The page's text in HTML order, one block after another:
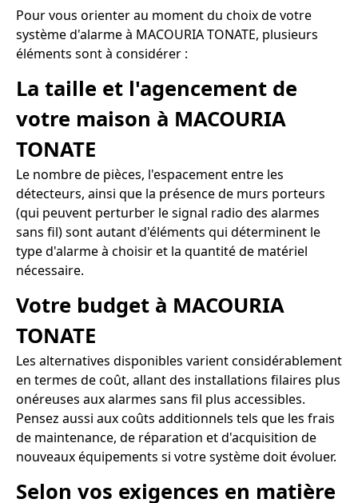
Pour vous orienter au moment du choix de votre
système d'alarme à MACOURIA TONATE, plusieurs
éléments sont à considérer :
La taille et l'agencement de
votre maison à MACOURIA
TONATE
Le nombre de pièces, l'espacement entre les
détecteurs, ainsi que la présence de murs porteurs
(qui peuvent perturber le signal radio des alarmes
sans fil) sont autant d'éléments qui déterminent le
type d'alarme à choisir et la quantité de matériel
nécessaire.
Votre budget à MACOURIA
TONATE
Les alternatives disponibles varient considérablement
en termes de coût, allant des installations filaires plus
onéreuses aux alarmes sans fil plus accessibles.
Pensez aussi aux coûts additionnels tels que les frais
de maintenance, de réparation et d'acquisition de
nouveaux équipements si votre système doit évoluer.
Selon vos exigences en matière